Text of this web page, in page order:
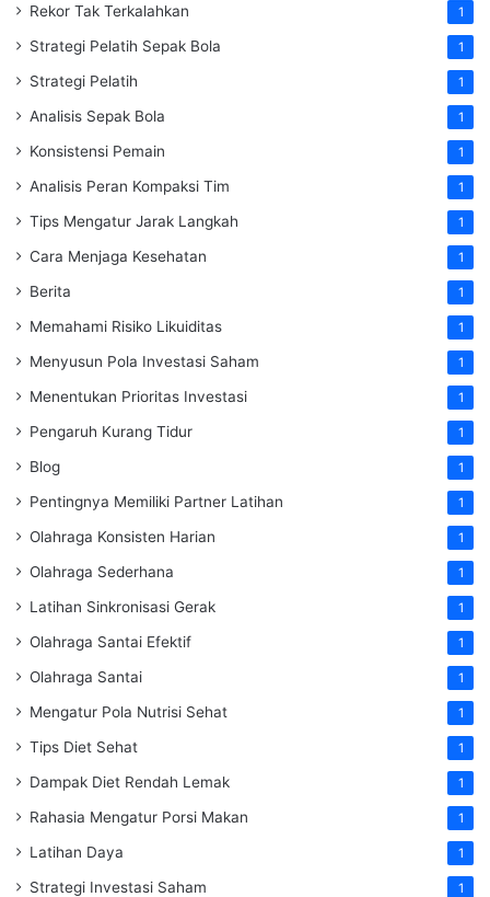
Rekor Tak Terkalahkan 1
Strategi Pelatih Sepak Bola 1
Strategi Pelatih 1
Analisis Sepak Bola 1
Konsistensi Pemain 1
Analisis Peran Kompaksi Tim 1
Tips Mengatur Jarak Langkah 1
Cara Menjaga Kesehatan 1
Berita 1
Memahami Risiko Likuiditas 1
Menyusun Pola Investasi Saham 1
Menentukan Prioritas Investasi 1
Pengaruh Kurang Tidur 1
Blog 1
Pentingnya Memiliki Partner Latihan 1
Olahraga Konsisten Harian 1
Olahraga Sederhana 1
Latihan Sinkronisasi Gerak 1
Olahraga Santai Efektif 1
Olahraga Santai 1
Mengatur Pola Nutrisi Sehat 1
Tips Diet Sehat 1
Dampak Diet Rendah Lemak 1
Rahasia Mengatur Porsi Makan 1
Latihan Daya 1
Strategi Investasi Saham 1